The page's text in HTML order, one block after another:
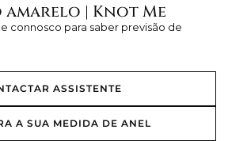
amarelo | Knot Me
connosco para saber previsão de
ASSISTENTE
A SUA MEDIDA DE ANEL